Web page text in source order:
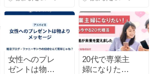
女性へのプレ
ゼントは物よ
20代で専業主
婦になりた